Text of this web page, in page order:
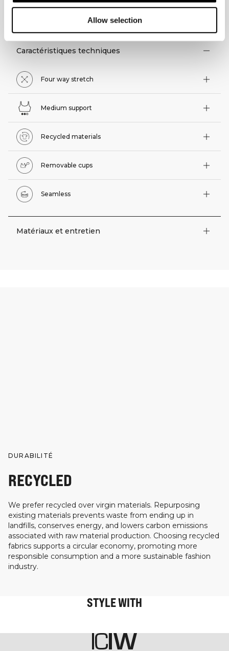
Allow selection
ASPECTS TECHNIQUES
Caractéristiques techniques
Four way stretch
Medium support
Recycled materials
Removable cups
Seamless
Matériaux et entretien
DURABILITÉ
RECYCLED
We prefer recycled over virgin materials. Repurposing
existing materials prevents waste from ending up in
landfills, conserves energy, and lowers carbon emissions
associated with raw material production. Choosing recycled
fabrics supports a circular economy, promoting more
responsible consumption and a more sustainable fashion
industry.
STYLE WITH